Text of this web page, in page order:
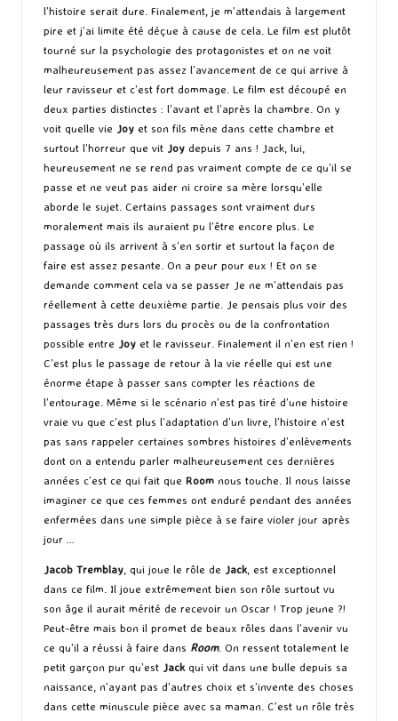
l’histoire serait dure. Finalement, je m’attendais à largement
pire et j’ai limite été déçue à cause de cela. Le film est plutôt
tourné sur la psychologie des protagonistes et on ne voit
malheureusement pas assez l’avancement de ce qui arrive à
leur ravisseur et c’est fort dommage. Le film est découpé en
deux parties distinctes : l’avant et l’après la chambre. On y
voit quelle vie Joy et son fils mène dans cette chambre et
surtout l’horreur que vit Joy depuis 7 ans ! Jack, lui,
heureusement ne se rend pas vraiment compte de ce qu’il se
passe et ne veut pas aider ni croire sa mère lorsqu’elle
aborde le sujet. Certains passages sont vraiment durs
moralement mais ils auraient pu l’être encore plus. Le
passage où ils arrivent à s’en sortir et surtout la façon de
faire est assez pesante. On a peur pour eux ! Et on se
demande comment cela va se passer Je ne m’attendais pas
réellement à cette deuxième partie. Je pensais plus voir des
passages très durs lors du procès ou de la confrontation
possible entre Joy et le ravisseur. Finalement il n’en est rien !
C’est plus le passage de retour à la vie réelle qui est une
énorme étape à passer sans compter les réactions de
l’entourage. Même si le scénario n’est pas tiré d’une histoire
vraie vu que c’est plus l’adaptation d’un livre, l’histoire n’est
pas sans rappeler certaines sombres histoires d’enlèvements
dont on a entendu parler malheureusement ces dernières
années c’est ce qui fait que Room nous touche. Il nous laisse
imaginer ce que ces femmes ont enduré pendant des années
enfermées dans une simple pièce à se faire violer jour après
jour …
Jacob Tremblay , qui joue le rôle de Jack , est exceptionnel
dans ce film. Il joue extrêmement bien son rôle surtout vu
son âge il aurait mérité de recevoir un Oscar ! Trop jeune ?!
Peut-être mais bon il promet de beaux rôles dans l’avenir vu
ce qu’il a réussi à faire dans Room. On ressent totalement le
petit garçon pur qu’est Jack qui vit dans une bulle depuis sa
naissance, n’ayant pas d’autres choix et s’invente des choses
dans cette minuscule pièce avec sa maman. C’est un rôle très